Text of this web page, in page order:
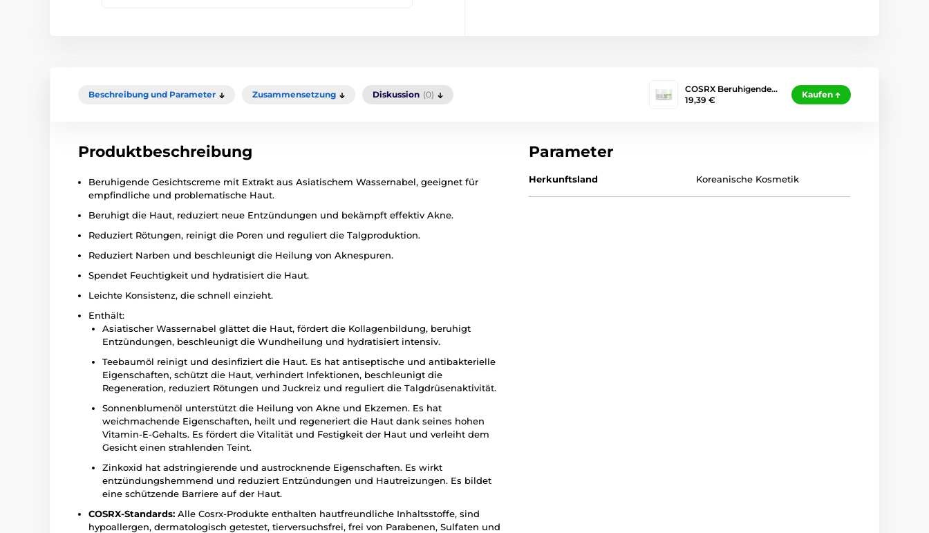
Beschreibung und Parameter Zusammensetzung Diskussion (0)
COSRX Beruhigende…
19,39 €
Kaufen
Produktbeschreibung
Beruhigende Gesichtscreme mit Extrakt aus Asiatischem Wassernabel, geeignet für
empfindliche und problematische Haut.
Beruhigt die Haut, reduziert neue Entzündungen und bekämpft effektiv Akne.
Reduziert Rötungen, reinigt die Poren und reguliert die Talgproduktion.
Reduziert Narben und beschleunigt die Heilung von Aknespuren.
Spendet Feuchtigkeit und hydratisiert die Haut.
Leichte Konsistenz, die schnell einzieht.
Enthält:
Asiatischer Wassernabel glättet die Haut, fördert die Kollagenbildung, beruhigt
Entzündungen, beschleunigt die Wundheilung und hydratisiert intensiv.
Teebaumöl reinigt und desinfiziert die Haut. Es hat antiseptische und antibakterielle
Eigenschaften, schützt die Haut, verhindert Infektionen, beschleunigt die
Regeneration, reduziert Rötungen und Juckreiz und reguliert die Talgdrüsenaktivität.
Sonnenblumenöl unterstützt die Heilung von Akne und Ekzemen. Es hat
weichmachende Eigenschaften, heilt und regeneriert die Haut dank seines hohen
Vitamin-E-Gehalts. Es fördert die Vitalität und Festigkeit der Haut und verleiht dem
Gesicht einen strahlenden Teint.
Zinkoxid hat adstringierende und austrocknende Eigenschaften. Es wirkt
entzündungshemmend und reduziert Entzündungen und Hautreizungen. Es bildet
eine schützende Barriere auf der Haut.
COSRX-Standards: Alle Cosrx-Produkte enthalten hautfreundliche Inhaltsstoffe, sind
hypoallergen, dermatologisch getestet, tierversuchsfrei, frei von Parabenen, Sulfaten und
Parameter
Herkunftsland Koreanische Kosmetik